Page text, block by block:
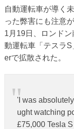
自動運転車が導く
った弊害にも注意が
1月19日、ロンド
動運転車「テスラ
erで拡散された。
'I was
ught watching
£75,000 Tesla